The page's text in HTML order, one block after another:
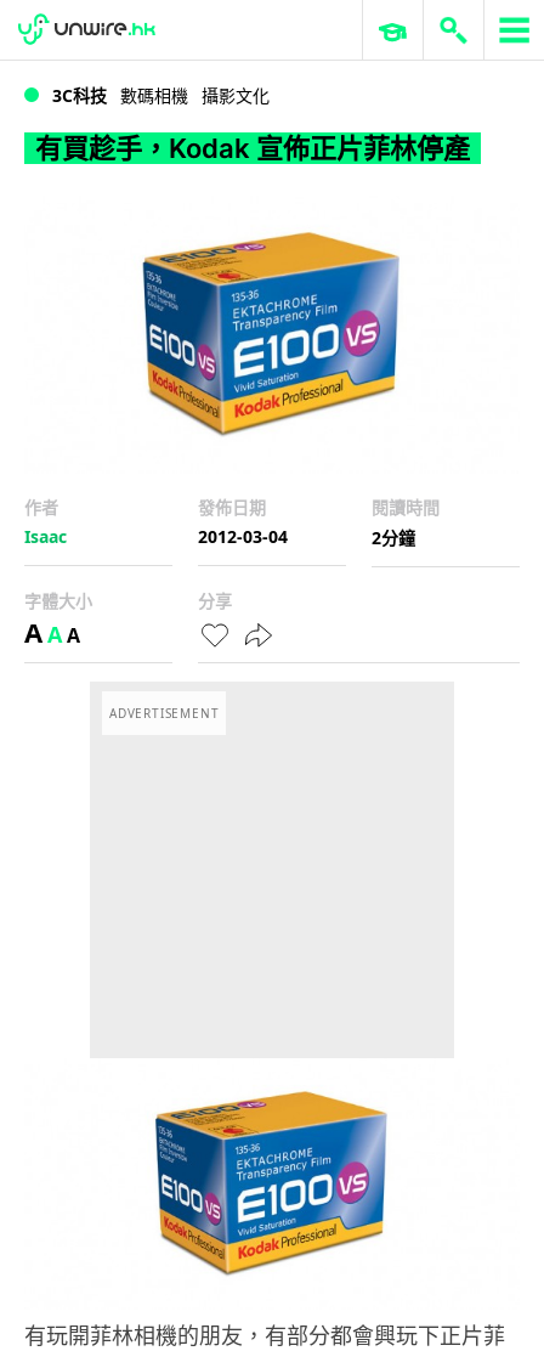
有買趁手，Kodak 宣佈正片菲林停產
WWDC 2026 ERP 與商業 AI
3C科技 數碼相機 攝影文化
有買趁手，Kodak 宣佈正片菲林停產
作者
Isaac
發佈日期
2012-03-04
閱讀時間
2分鐘
字體大小
AAA
分享
ADVERTISEMENT
有玩開菲林相機的朋友，有部分都會興玩下正片菲